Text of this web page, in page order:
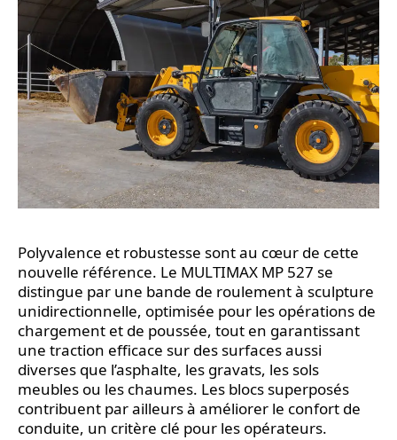
Polyvalence et robustesse sont au cœur de cette
nouvelle référence. Le MULTIMAX MP 527 se
distingue par une bande de roulement à sculpture
unidirectionnelle, optimisée pour les opérations de
chargement et de poussée, tout en garantissant
une traction efficace sur des surfaces aussi
diverses que l’asphalte, les gravats, les sols
meubles ou les chaumes. Les blocs superposés
contribuent par ailleurs à améliorer le confort de
conduite, un critère clé pour les opérateurs.